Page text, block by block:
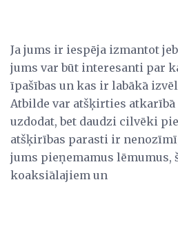
Ja jums ir iespēja izmantot
jums var būt interesanti par
īpašības un kas ir labākā
Atbilde var atšķirties atkarībā
uzdodat, bet daudzi cilvēki
atšķirības parasti ir
jums pieņemamus lēmumus,
koaksiālajiem un